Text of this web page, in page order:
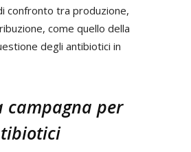
confronto tra produzione,
come quello della
degli antibiotici in
campagna per